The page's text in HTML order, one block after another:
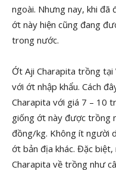
ngoài. Nhưng nay, khi đã
ớt này hiện cũng đang
trong nước.
Ớt Aji Charapita trồng tại
với ớt nhập khẩu. Cách
Charapita với giá 7 – 10
giống ớt này được trồng
đồng/kg. Không ít người
ớt bản địa khác. Đặc
Charapita về trồng như